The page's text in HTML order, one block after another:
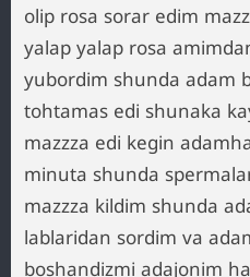
olip rosa sorar edim
yalap yalap rosa
yubordim shunda adam
tohtamas edi shunaka
mazzza edi kegin
minuta shunda
mazzza kildim shunda
lablaridan sordim va
boshandizmi adajonim